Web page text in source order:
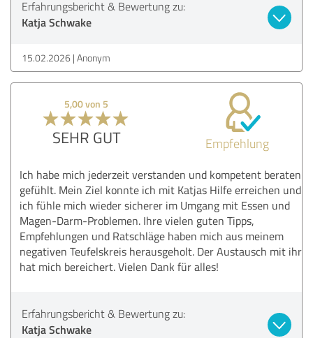
Erfahrungsbericht & Bewertung zu:
Katja Schwake
15.02.2026 Anonym
5,00 von 5
SEHR GUT Empfehlung
Ich habe mich jederzeit verstanden und kompetent beraten
gefühlt. Mein Ziel konnte ich mit Katjas Hilfe erreichen und
ich fühle mich wieder sicherer im Umgang mit Essen und
Magen-Darm-Problemen. Ihre vielen guten Tipps,
Empfehlungen und Ratschläge haben mich aus meinem
negativen Teufelskreis herausgeholt. Der Austausch mit ihr
hat mich bereichert. Vielen Dank für alles!
Erfahrungsbericht & Bewertung zu:
Katja Schwake